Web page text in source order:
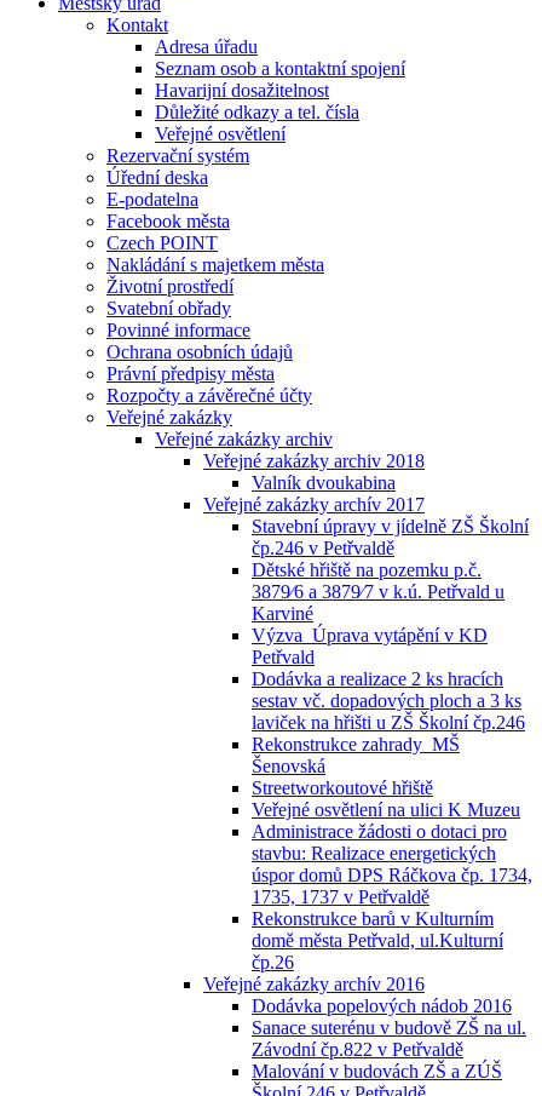
Kontakt
Adresa úřadu
Seznam osob a kontaktní spojení
Havarijní dosažitelnost
Důležité odkazy a tel. čísla
Veřejné osvětlení
Rezervační systém
Úřední deska
E-podatelna
Facebook města
Czech POINT
Nakládání s majetkem města
Životní prostředí
Svatební obřady
Povinné informace
Ochrana osobních údajů
Právní předpisy města
Rozpočty a závěrečné účty
Veřejné zakázky
Veřejné zakázky archiv
Veřejné zakázky archiv 2018
Valník dvoukabina
Veřejné zakázky archív 2017
Stavební úpravy v jídelně ZŠ Školní
čp.246 v Petřvaldě
Dětské hřiště na pozemku p.č.
3879⁄6 a 3879⁄7 v k.ú. Petřvald u
Karviné
Výzva_Úprava vytápění v KD
Petřvald
Dodávka a realizace 2 ks hracích
sestav vč. dopadových ploch a 3 ks
laviček na hřišti u ZŠ Školní čp.246
Rekonstrukce zahrady_MŠ
Šenovská
Streetworkoutové hřiště
Veřejné osvětlení na ulici K Muzeu
Administrace žádosti o dotaci pro
stavbu: Realizace energetických
úspor domů DPS Ráčkova čp. 1734,
1735, 1737 v Petřvaldě
Rekonstrukce barů v Kulturním
domě města Petřvald, ul.Kulturní
čp.26
Veřejné zakázky archív 2016
Dodávka popelových nádob 2016
Sanace suterénu v budově ZŠ na ul.
Závodní čp.822 v Petřvaldě
Malování v budovách ZŠ a ZÚŠ